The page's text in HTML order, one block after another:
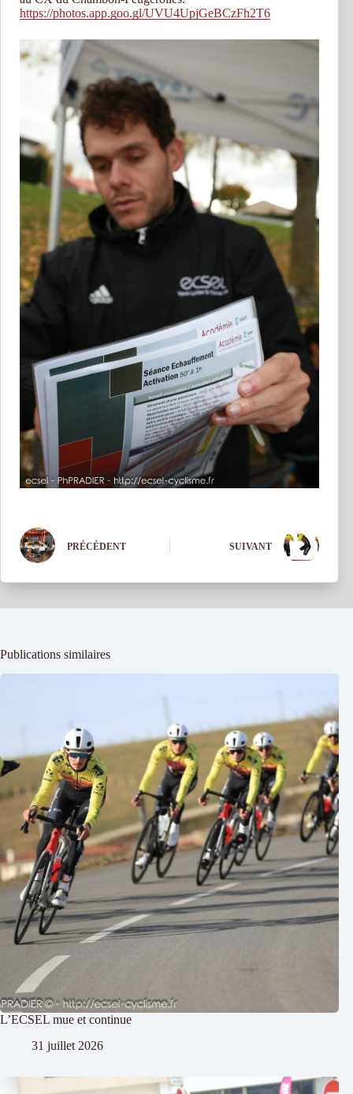
https://photos.app.goo.gl/UVU4UpjGeBCzFh2T6
PRÉCÉDENT SUIVANT
Publications similaires
L’ECSEL mue et continue
31 juillet 2026